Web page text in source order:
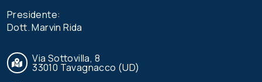
Presidente:
Dott. Marvin Rida
Via Sottovilla, 8
33010 Tavagnacco (UD)